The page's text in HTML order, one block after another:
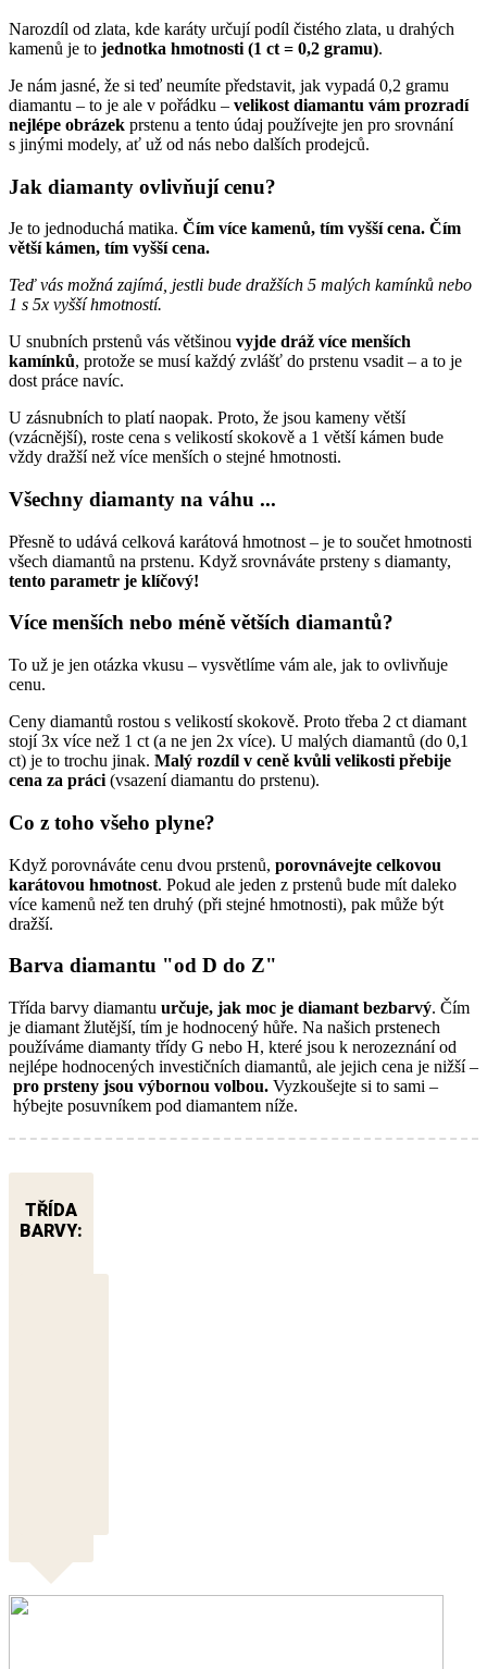
Narozdíl od zlata, kde karáty určují podíl čistého zlata, u drahých
kamenů je to jednotka hmotnosti (1 ct = 0,2 gramu).
Je nám jasné, že si teď neumíte představit, jak vypadá 0,2 gramu
diamantu – to je ale v pořádku – velikost diamantu vám prozradí
nejlépe obrázek prstenu a tento údaj používejte jen pro srovnání
s jinými modely, ať už od nás nebo dalších prodejců.
Jak diamanty ovlivňují cenu?
Je to jednoduchá matika. Čím více kamenů, tím vyšší cena. Čím
větší kámen, tím vyšší cena.
Teď vás možná zajímá, jestli bude dražších 5 malých kamínků nebo
1 s 5x vyšší hmotností.
U snubních prstenů vás většinou vyjde dráž více menších
kamínků, protože se musí každý zvlášť do prstenu vsadit – a to je
dost práce navíc.
U zásnubních to platí naopak. Proto, že jsou kameny větší
(vzácnější), roste cena s velikostí skokově a 1 větší kámen bude
vždy dražší než více menších o stejné hmotnosti.
Všechny diamanty na váhu ...
Přesně to udává celková karátová hmotnost – je to součet hmotnosti
všech diamantů na prstenu. Když srovnáváte prsteny s diamanty,
tento parametr je klíčový!
Více menších nebo méně větších diamantů?
To už je jen otázka vkusu – vysvětlíme vám ale, jak to ovlivňuje
cenu.
Ceny diamantů rostou s velikostí skokově. Proto třeba 2 ct diamant
stojí 3x více než 1 ct (a ne jen 2x více). U malých diamantů (do 0,1
ct) je to trochu jinak. Malý rozdíl v ceně kvůli velikosti přebije
cena za práci (vsazení diamantu do prstenu).
Co z toho všeho plyne?
Když porovnáváte cenu dvou prstenů, porovnávejte celkovou
karátovou hmotnost. Pokud ale jeden z prstenů bude mít daleko
více kamenů než ten druhý (při stejné hmotnosti), pak může být
dražší.
Barva diamantu "od D do Z"
Třída barvy diamantu určuje, jak moc je diamant bezbarvý. Čím
je diamant žlutější, tím je hodnocený hůře. Na našich prstenech
používáme diamanty třídy G nebo H, které jsou k nerozeznání od
nejlépe hodnocených investičních diamantů, ale jejich cena je nižší –
pro prsteny jsou výbornou volbou. Vyzkoušejte si to sami –
hýbejte posuvníkem pod diamantem níže.
TŘÍDA
BARVY: